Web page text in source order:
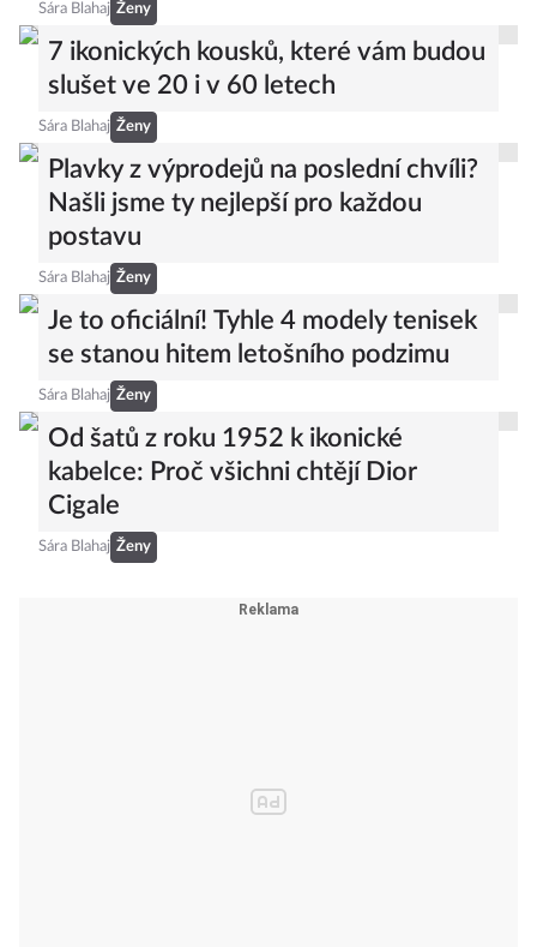
Sára Blahaj Ženy
7 ikonických kousků, které vám budou
slušet ve 20 i v 60 letech
Sára Blahaj Ženy
Plavky z výprodejů na poslední chvíli?
Našli jsme ty nejlepší pro každou
postavu
Sára Blahaj Ženy
Je to oficiální! Tyhle 4 modely tenisek
se stanou hitem letošního podzimu
Sára Blahaj Ženy
Od šatů z roku 1952 k ikonické
kabelce: Proč všichni chtějí Dior
Cigale
Sára Blahaj Ženy